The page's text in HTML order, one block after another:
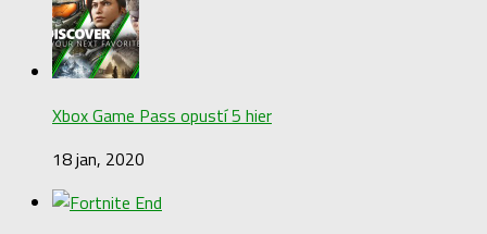
Xbox Game Pass opustí 5 hier
18 jan, 2020